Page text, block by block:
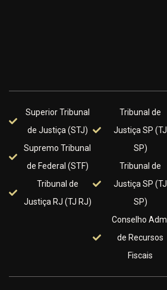
Superior Tribunal
de Justiça (STJ)
Supremo Tribunal
de Federal (STF)
Tribunal de
Justiça RJ (TJ RJ)
Tribunal de
Justiça SP (TJ
SP)
Tribunal de
Justiça SP (TJ
SP)
Conselho Adm.
de Recursos
Fiscais